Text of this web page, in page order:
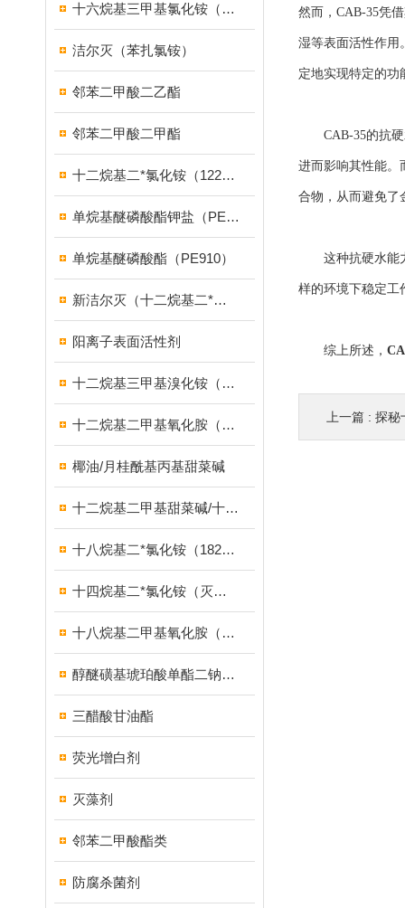
十六烷基三甲基氯化铵（1631）
洁尔灭（苯扎氯铵）
邻苯二甲酸二乙酯
邻苯二甲酸二甲酯
十二烷基二*氯化铵（1227）
单烷基醚磷酸酯钾盐（PE939）
单烷基醚磷酸酯（PE910）
新洁尔灭（十二烷基二*溴化铵）
阳离子表面活性剂
十二烷基三甲基溴化铵（1231溴型）
十二烷基二甲基氧化胺（OB-2调理剂）
椰油/月桂酰基丙基甜菜碱
十二烷基二甲基甜菜碱/十二烷基二甲基胺乙内酯/BS-12
十八烷基二*氯化铵（1827）
十四烷基二*氯化铵（灭藻剂FN7326）
十八烷基二甲基氧化胺（OB-8调理剂）
醇醚磺基琥珀酸单酯二钠盐（MES）
三醋酸甘油酯
荧光增白剂
灭藻剂
邻苯二甲酸酯类
防腐杀菌剂
然而，CAB-35凭
湿等表面活性作用
定地实现特定的功
CAB-35的抗硬
进而影响其性能。
合物，从而避免了
这种抗硬水能力
样的环境下稳定工
综上所述，
上一篇 : 探秘